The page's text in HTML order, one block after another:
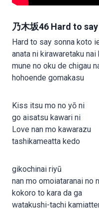
乃木坂46 Hard to
Hard to say sonna koto
anata ni kirawaretaku nai
mune no oku de chigau
hohoende gomakasu
Kiss itsu mo no yō ni
go aisatsu kawari ni
Love nan mo kawarazu
tashikameatta kedo
gikochinai riyū
nan mo omoiataranai no
kokoro to kara da ga
watakushi-tachi